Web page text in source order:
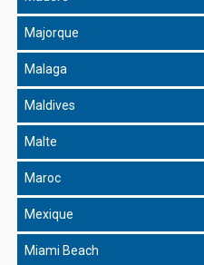
Majorque
Malaga
Maldives
Malte
Maroc
Mexique
Miami Beach